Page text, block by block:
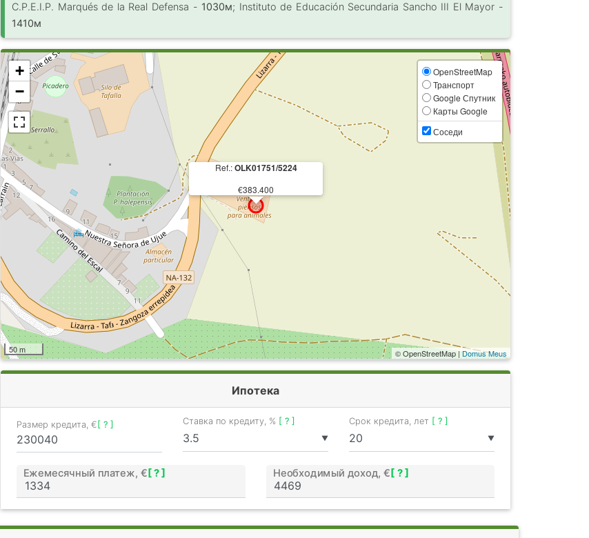
C.P.E.I.P. Marqués de la Real Defensa - 1030м; Instituto de Educación Secundaria Sancho III El Mayor -
1410м
Ref.:OLK01751/5224
€383.400
+
−
OpenStreetMap
Транспорт
Google Спутник
Карты Google
Соседи
50 m © OpenStreetMap |Domus Meus
Ипотека
Размер кредита, €[ ? ]
▼
Ставка по кредиту, % [ ? ]
▼
Срок кредита, лет [ ? ]
Ежемесячный платеж, € [ ? ] Необходимый доход, € [ ? ]